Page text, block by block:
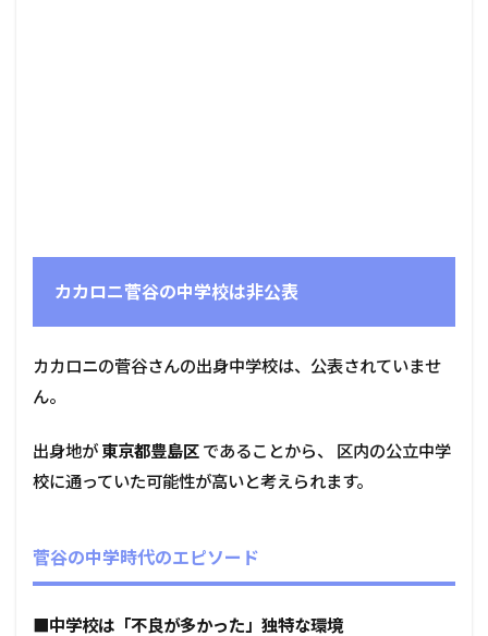
カカロニ菅谷の中学校は非公表
カカロニの菅谷さんの出身中学校は、公表されていませ
ん。
出身地が 東京都豊島区 であることから、 区内の公立中学
校に通っていた可能性が高いと考えられます。
菅谷の中学時代のエピソード
■中学校は「不良が多かった」独特な環境